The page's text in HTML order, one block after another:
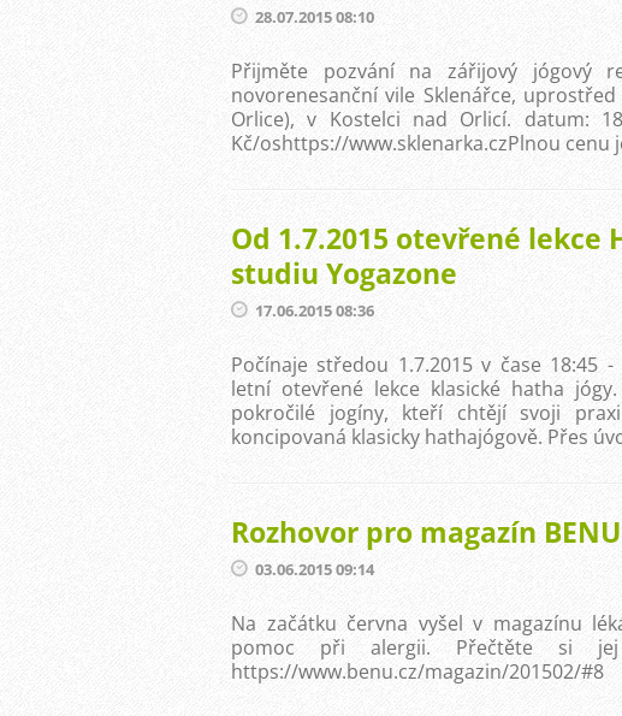
28.07.2015 08:10
Přijměte pozvání na zářijový jógový
novorenesanční vile Sklenářce,
Orlice), v Kostelci nad Orlicí. datum:
Kč/oshttps://www.sklenarka.czPlnou cenu
Od 1.7.2015 otevřené lekce
studiu Yogazone
17.06.2015 08:36
Počínaje středou 1.7.2015 v čase 18:45
letní otevřené lekce klasické hatha
pokročilé jogíny, kteří chtějí svoji
koncipovaná klasicky hathajógově. Přes
Rozhovor pro magazín BENU
03.06.2015 09:14
Na začátku června vyšel v magazínu
pomoc při alergii. Přečtěte si
https://www.benu.cz/magazin/201502/#8